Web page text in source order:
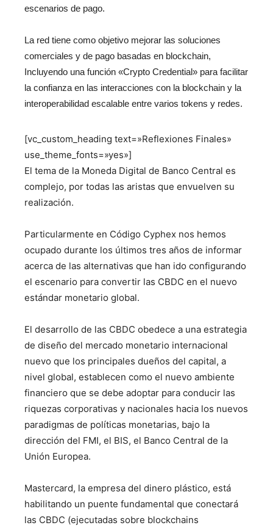
escenarios de pago.
La red tiene como objetivo mejorar las soluciones
comerciales y de pago basadas en blockchain,
Incluyendo una función «Crypto Credential» para facilitar
la confianza en las interacciones con la blockchain y la
interoperabilidad escalable entre varios tokens y redes.
[vc_custom_heading text=»Reflexiones Finales»
use_theme_fonts=»yes»]
El tema de la Moneda Digital de Banco Central es
complejo, por todas las aristas que envuelven su
realización.
Particularmente en Código Cyphex nos hemos
ocupado durante los últimos tres años de informar
acerca de las alternativas que han ido configurando
el escenario para convertir las CBDC en el nuevo
estándar monetario global.
El desarrollo de las CBDC obedece a una estrategia
de diseño del mercado monetario internacional
nuevo que los principales dueños del capital, a
nivel global, establecen como el nuevo ambiente
financiero que se debe adoptar para conducir las
riquezas corporativas y nacionales hacia los nuevos
paradigmas de políticas monetarias, bajo la
dirección del FMI, el BIS, el Banco Central de la
Unión Europea.
Mastercard, la empresa del dinero plástico, está
habilitando un puente fundamental que conectará
las CBDC (ejecutadas sobre blockchains